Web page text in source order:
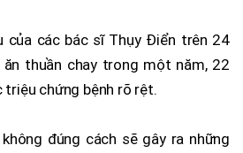
của các bác sĩ Thụy Điển trên 24
ăn thuần chay trong một năm, 22
chứng bệnh rõ rệt.
đúng cách sẽ gây ra những